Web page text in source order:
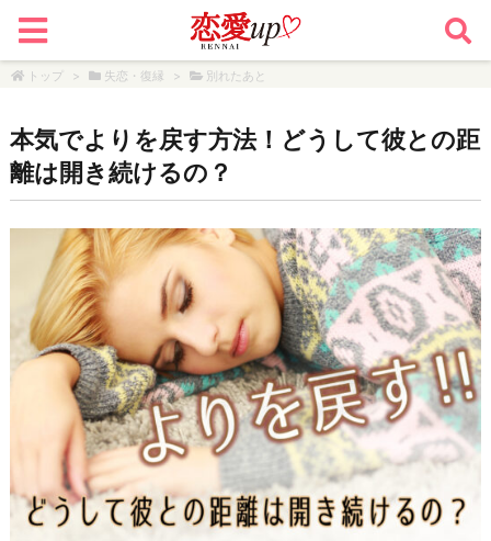
トップ > 失恋・復縁 > 別れたあと
本気でよりを戻す方法！どうして彼との距
離は開き続けるの？